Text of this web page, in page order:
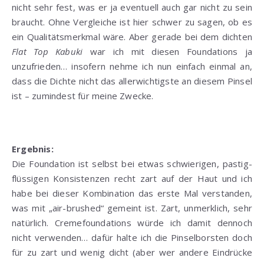
nicht sehr fest, was er ja eventuell auch gar nicht zu sein
braucht. Ohne Vergleiche ist hier schwer zu sagen, ob es
ein Qualitätsmerkmal wäre. Aber gerade bei dem dichten
Flat Top Kabuki war ich mit diesen Foundations ja
unzufrieden… insofern nehme ich nun einfach einmal an,
dass die Dichte nicht das allerwichtigste an diesem Pinsel
ist – zumindest für meine Zwecke.
Ergebnis:
Die Foundation ist selbst bei etwas schwierigen, pastig-
flüssigen Konsistenzen recht zart auf der Haut und ich
habe bei dieser Kombination das erste Mal verstanden,
was mit „air-brushed“ gemeint ist. Zart, unmerklich, sehr
natürlich. Cremefoundations würde ich damit dennoch
nicht verwenden… dafür halte ich die Pinselborsten doch
für zu zart und wenig dicht (aber wer andere Eindrücke